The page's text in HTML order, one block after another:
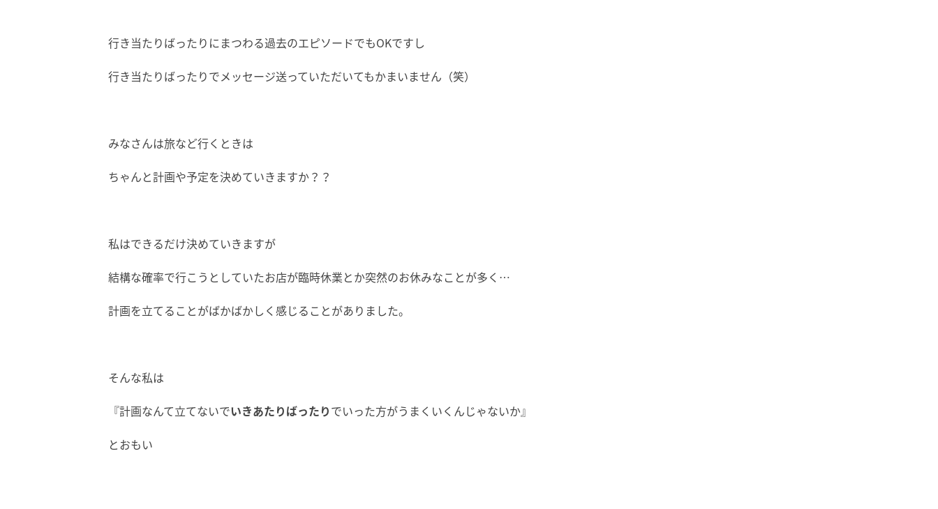
行き当たりばったりにまつわる過去のエピソードでもOKですし
行き当たりばったりでメッセージ送っていただいてもかまいません（笑）
みなさんは旅など行くときは
ちゃんと計画や予定を決めていきますか？？
私はできるだけ決めていきますが
結構な確率で行こうとしていたお店が臨時休業とか突然のお休みなことが多く…
計画を立てることがばかばかしく感じることがありました。
そんな私は
『計画なんて立てないでいきあたりばったりでいった方がうまくいくんじゃないか』
とおもい